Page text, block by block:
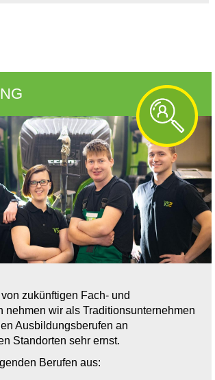
zukünftigen Fach- und
nehmen wir als Traditionsunternehmen
Ausbildungsberufen an
Standorten sehr ernst.
Berufen aus: